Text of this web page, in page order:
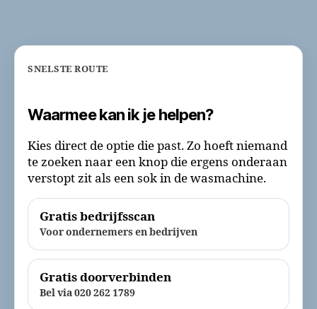
SNELSTE ROUTE
Waarmee kan ik je helpen?
Kies direct de optie die past. Zo hoeft niemand
te zoeken naar een knop die ergens onderaan
verstopt zit als een sok in de wasmachine.
Gratis bedrijfsscan
Voor ondernemers en bedrijven
Gratis doorverbinden
Bel via 020 262 1789